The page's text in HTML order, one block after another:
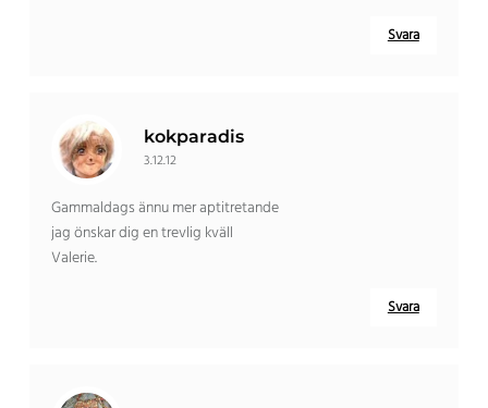
Svara
kokparadis
3.12.12
Gammaldags ännu mer aptitretande
jag önskar dig en trevlig kväll
Valerie.
Svara